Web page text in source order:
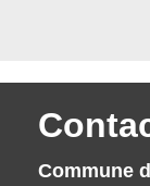
Commune